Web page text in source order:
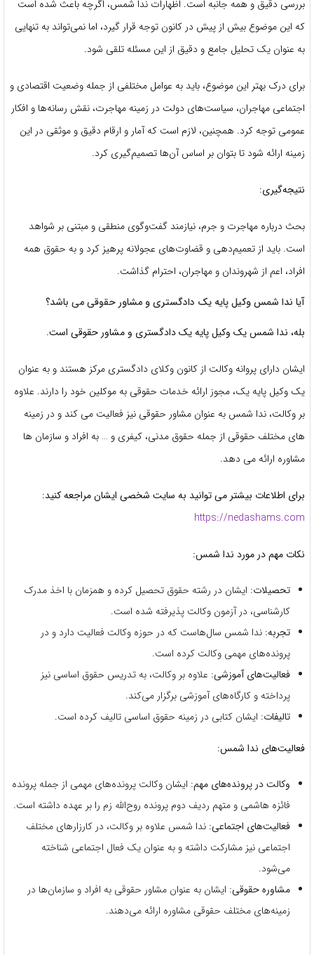
بررسی دقیق و همه جانبه است. اظهارات ندا شمس، اگرچه باعث شده است
که این موضوع بیش از پیش در کانون توجه قرار گیرد، اما نمی‌تواند به تنهایی
به عنوان یک تحلیل جامع و دقیق از این مسئله تلقی شود.
برای درک بهتر این موضوع، باید به عوامل مختلفی از جمله وضعیت اقتصادی و
اجتماعی مهاجران، سیاست‌های دولت در زمینه مهاجرت، نقش رسانه‌ها و افکار
عمومی توجه کرد. همچنین، لازم است که آمار و ارقام دقیق و موثقی در این
زمینه ارائه شود تا بتوان بر اساس آن‌ها تصمیم‌گیری کرد.
نتیجه‌گیری:
بحث درباره مهاجرت و جرم، نیازمند گفت‌وگوی منطقی و مبتنی بر شواهد
است. باید از تعمیم‌دهی و قضاوت‌های عجولانه پرهیز کرد و به حقوق همه
افراد، اعم از شهروندان و مهاجران، احترام گذاشت.
آیا ندا شمس وکیل پایه یک دادگستری و مشاور حقوقی می باشد؟
بله، ندا شمس یک وکیل پایه یک دادگستری و مشاور حقوقی است.
ایشان دارای پروانه وکالت از کانون وکلای دادگستری مرکز هستند و به عنوان
یک وکیل پایه یک، مجوز ارائه خدمات حقوقی به موکلین خود را دارند. علاوه
بر وکالت، ندا شمس به عنوان مشاور حقوقی نیز فعالیت می کند و در زمینه
های مختلف حقوقی از جمله حقوق مدنی، کیفری و … به افراد و سازمان ها
مشاوره ارائه می دهد.
برای اطلاعات بیشتر می توانید به سایت شخصی ایشان مراجعه کنید:
https://nedashams.com
نکات مهم در مورد ندا شمس:
تحصیلات: ایشان در رشته حقوق تحصیل کرده و همزمان با اخذ مدرک
کارشناسی، در آزمون وکالت پذیرفته شده است.
تجربه: ندا شمس سال‌هاست که در حوزه وکالت فعالیت دارد و در
پرونده‌های مهمی وکالت کرده است.
فعالیت‌های آموزشی: علاوه بر وکالت، به تدریس حقوق اساسی نیز
پرداخته و کارگاه‌های آموزشی برگزار می‌کند.
تالیفات: ایشان کتابی در زمینه حقوق اساسی تالیف کرده است.
فعالیت‌های ندا شمس:
وکالت در پرونده‌های مهم: ایشان وکالت پرونده‌های مهمی از جمله پرونده
فائزه هاشمی و متهم ردیف دوم پرونده روح‌الله زم را بر عهده داشته است.
فعالیت‌های اجتماعی: ندا شمس علاوه بر وکالت، در کارزارهای مختلف
اجتماعی نیز مشارکت داشته و به عنوان یک فعال اجتماعی شناخته
می‌شود.
مشاوره حقوقی: ایشان به عنوان مشاور حقوقی به افراد و سازمان‌ها در
زمینه‌های مختلف حقوقی مشاوره ارائه می‌دهند.